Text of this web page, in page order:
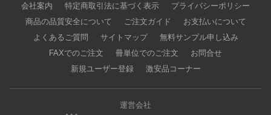
会社案内 特定商取引法に基づく表示
プライバシーポリシー
商品の品質安全について
ご注文ガイド
お支払いについて
よくあるご質問
サイトマップ
無料サンプル申し込み
FAXでのご注文
冊単位でのご注文
お問合せ
新規ユーザー登録
激安品コーナー
運営会社